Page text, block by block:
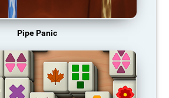
Pipe Panic